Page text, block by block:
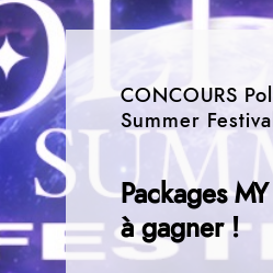
CONCOURS
Summer Festival
Packages
à gagner !